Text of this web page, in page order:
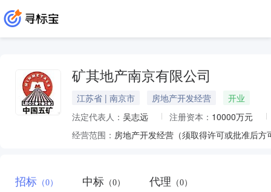
矿其地产南京有限公司
江苏省 | 南京市 房地产开发经营
开业
法定代表人： 吴志远 注册资本： 10000万元
经营范围： 房地产开发经营（须取得许可或批准后
招标 （0） 中标 （0） 代理 （0）